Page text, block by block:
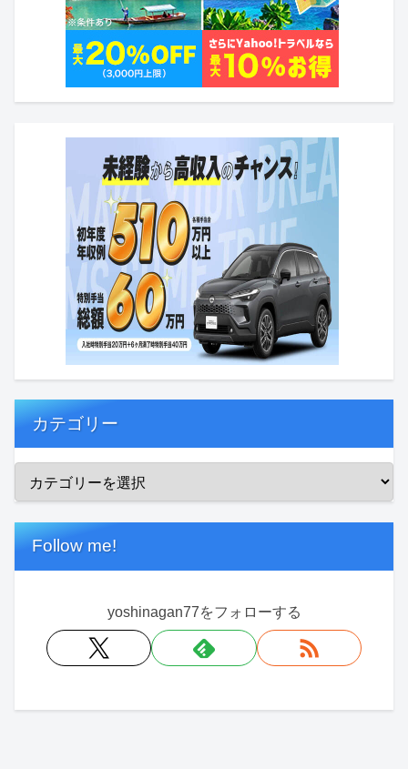
カテゴリー
Follow me!
yoshinagan77をフォローする